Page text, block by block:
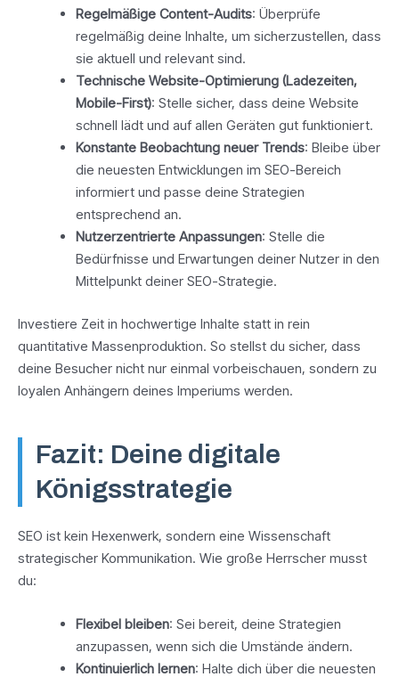
Regelmäßige Content-Audits: Überprüfe
regelmäßig deine Inhalte, um sicherzustellen, dass
sie aktuell und relevant sind.
Technische Website-Optimierung (Ladezeiten,
Mobile-First): Stelle sicher, dass deine Website
schnell lädt und auf allen Geräten gut funktioniert.
Konstante Beobachtung neuer Trends: Bleibe über
die neuesten Entwicklungen im SEO-Bereich
informiert und passe deine Strategien
entsprechend an.
Nutzerzentrierte Anpassungen: Stelle die
Bedürfnisse und Erwartungen deiner Nutzer in den
Mittelpunkt deiner SEO-Strategie.
Investiere Zeit in hochwertige Inhalte statt in rein
quantitative Massenproduktion. So stellst du sicher, dass
deine Besucher nicht nur einmal vorbeischauen, sondern zu
loyalen Anhängern deines Imperiums werden.
Fazit: Deine digitale
Königsstrategie
SEO ist kein Hexenwerk, sondern eine Wissenschaft
strategischer Kommunikation. Wie große Herrscher musst
du:
Flexibel bleiben: Sei bereit, deine Strategien
anzupassen, wenn sich die Umstände ändern.
Kontinuierlich lernen: Halte dich über die neuesten